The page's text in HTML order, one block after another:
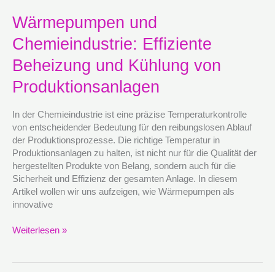
Wärmepumpen und
Chemieindustrie: Effiziente
Beheizung und Kühlung von
Produktionsanlagen
In der Chemieindustrie ist eine präzise Temperaturkontrolle
von entscheidender Bedeutung für den reibungslosen Ablauf
der Produktionsprozesse. Die richtige Temperatur in
Produktionsanlagen zu halten, ist nicht nur für die Qualität der
hergestellten Produkte von Belang, sondern auch für die
Sicherheit und Effizienz der gesamten Anlage. In diesem
Artikel wollen wir uns aufzeigen, wie Wärmepumpen als
innovative
Wärmepumpen
und
Chemieindustrie:
Beheizung
und
Kühlung
Produktionsanlagen
Weiterlesen »